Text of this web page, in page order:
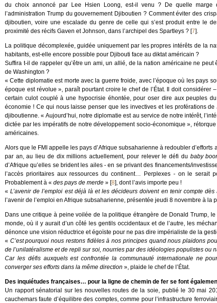
du choix annoncé par Lee Hsien Loong, est-il venu ? De quelle marge
l’administration Trump du gouvernement Djiboutien ? Comment éviter des
djiboutien, voire une escalade du genre de celle qui s’est produit entre le
proximité des récifs Gaven et Johnson, dans l’archipel des Spartleys ? [7].
La politique décomplexée, guidée uniquement par les propres intérêts de la
habitants, est-elle encore possible pour Djibouti face au diktat américain ?
Suffira t-il de rappeler qu’être un ami, un allié, de la nation américaine ne
de Washington ?
« Cette diplomatie est morte avec la guerre froide, avec l’époque où les pays
époque est révolue », paraît pourtant croire le chef de l’État. Il doit considérer
certain culot couplé à une hypocrisie éhontée, pour oser dire aux peuples
économie ! Ce qui nous laisse penser que les invectives et les proférations
djiboutienne. « Aujourd’hui, notre diplomatie est au service de notre intérêt,
dictée par les impératifs de notre développement socio-économique »,
américaines.
Alors que le FMI appelle les pays d’Afrique subsaharienne à redoubler
par an, au lieu de dix millions actuellement, pour relever le défi du baby
d’Afrique qu’elles se brident les ailes - en se privant des financements/
l’accès prioritaires aux ressources du continent… Perplexes - on le serait
Probablement à « des pays de merde » [8], dont l’avis importe peu !
«L’avenir de l’emploi est déjà là et les décideurs doivent en tenir compte dès
l’avenir de l’emploi en Afrique subsaharienne, présentée jeudi 8 novembre à la
Dans une critique à peine voilée de la politique étrangère de Donald Trump,
monde, où il y aurait d’un côté les gentils occidentaux et de l’autre, les
dénonce une vision réductrice et égoïste pour ne pas dire impérialiste de la
« C’est pourquoi nous restons fidèles à nos principes quand nous plaidons
de l’unilatéralisme et de repli sur soi, nourries par des idéologies populistes ou
Car les défis auxquels est confrontée la communauté internationale ne
converger ses efforts dans la même direction », plaide le chef de l’État.
Des inquiétudes françaises… pour la ligne de chemin de fer se font
Un rapport sénatorial sur les nouvelles routes de la soie, publié le 30 mai
cauchemars faute d’équilibre des comptes, comme pour l’infrastructure